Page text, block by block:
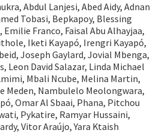
Abdul Lanjesi, Abed Aidy, Adnan
Tobasi, Bepkapoy, Blessing
Emilie Franco, Faisal Abu Alhayjaa,
Iketi Kayapó, Irengri Kayapó,
Joseph Gaylard, Jovial Mbenga,
Leon David Salazar, Linda Michael
Mbali Ncube, Melina Martin,
Meden, Nambulelo Meolongwara,
Omar Al Sbaai, Phana, Pitchou
Pykatire, Ramyar Hussaini,
Vitor Araújo, Yara Ktaish